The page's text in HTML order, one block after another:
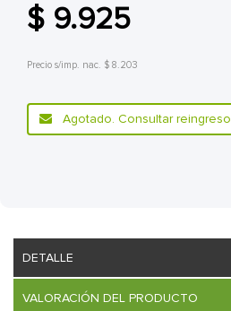
$ 9.925
Precio s/imp. nac. $ 8.203
Agotado. Consultar reingreso
DETALLE
VALORACIÓN DEL PRODUCTO